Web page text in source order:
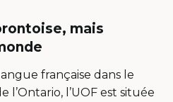
mais
française dans le
l’Ontario, l’UOF est située